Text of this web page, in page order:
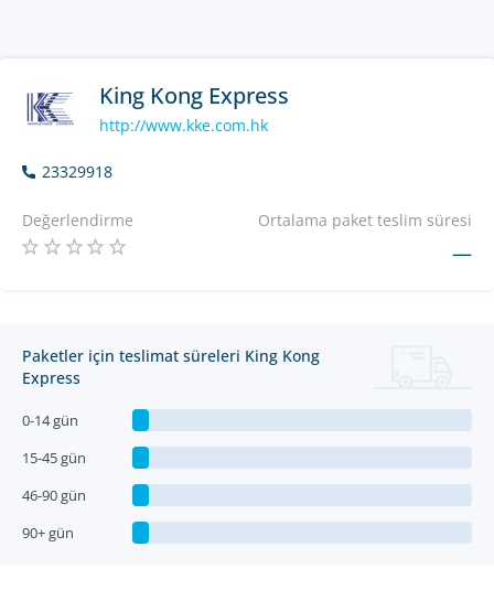
King Kong Express
http://www.kke.com.hk
23329918
Değerlendirme Ortalama paket teslim süresi
—
Paketler için teslimat süreleri King Kong
Express
0-14 gün
15-45 gün
46-90 gün
90+ gün